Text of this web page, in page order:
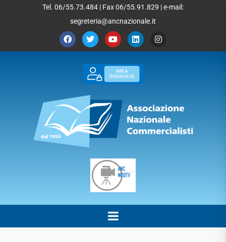
Tel. 06/55.73.484 | Fax 06/55.91.829 | e-mail:
segreteria@ancnazionale.it